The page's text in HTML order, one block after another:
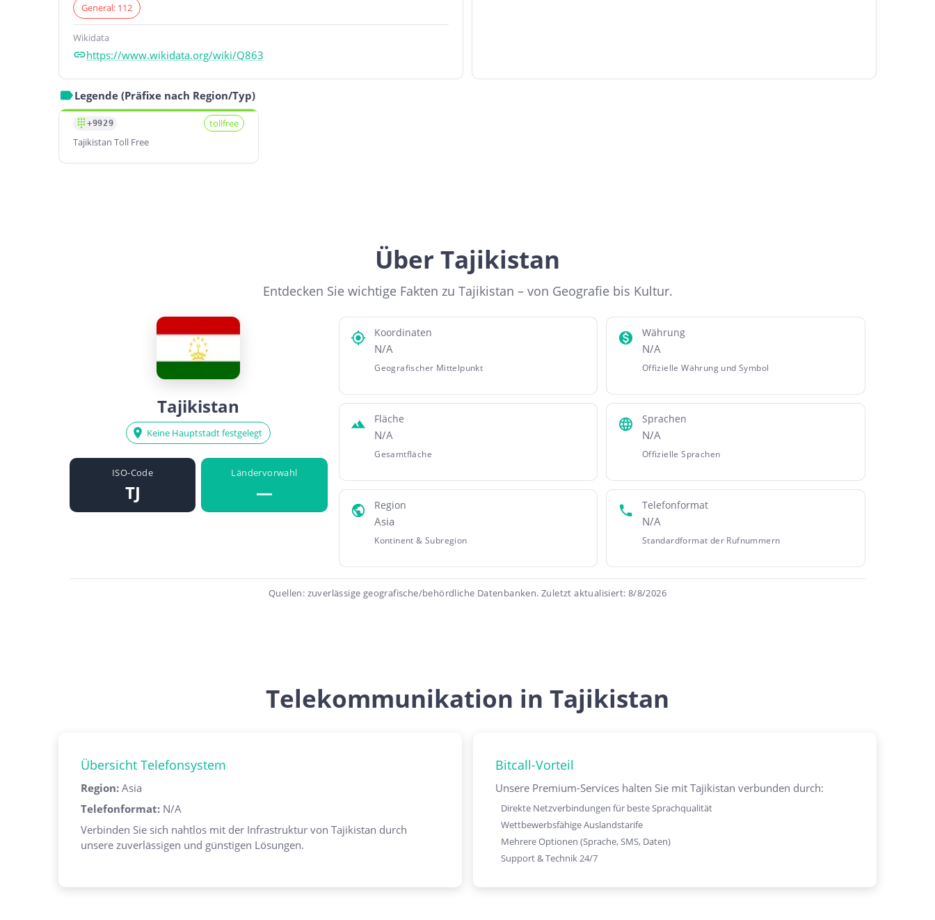
General: 112
Wikidata
https://www.wikidata.org/wiki/Q863
Legende (Präfixe nach Region/Typ)
+9929
tollfree
Tajikistan Toll Free
Über Tajikistan
Entdecken Sie wichtige Fakten zu Tajikistan – von Geografie bis Kultur.
Tajikistan
Keine Hauptstadt festgelegt
ISO-Code
TJ
Ländervorwahl
—
Koordinaten
N/A
Geografischer Mittelpunkt
Währung
N/A
Offizielle Währung und Symbol
Fläche
N/A
Gesamtfläche
Sprachen
N/A
Offizielle Sprachen
Region
Asia
Kontinent & Subregion
Telefonformat
N/A
Standardformat der Rufnummern
Quellen: zuverlässige geografische/behördliche Datenbanken. Zuletzt aktualisiert: 8/8/2026
Telekommunikation in Tajikistan
Übersicht Telefonsystem
Region: Asia
Telefonformat: N/A
Verbinden Sie sich nahtlos mit der Infrastruktur von Tajikistan durch
unsere zuverlässigen und günstigen Lösungen.
Bitcall-Vorteil
Unsere Premium-Services halten Sie mit Tajikistan verbunden durch:
Direkte Netzverbindungen für beste Sprachqualität
Wettbewerbsfähige Auslandstarife
Mehrere Optionen (Sprache, SMS, Daten)
Support & Technik 24/7